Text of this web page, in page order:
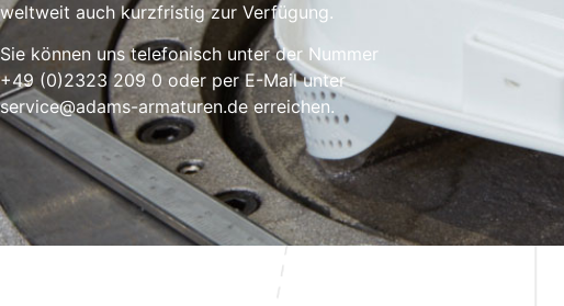
weltweit auch kurzfristig zur Verfügung.
Sie können uns telefonisch unter der Nummer
+49 (0)2323 209 0 oder per E-Mail unter
service@adams-armaturen.de erreichen.